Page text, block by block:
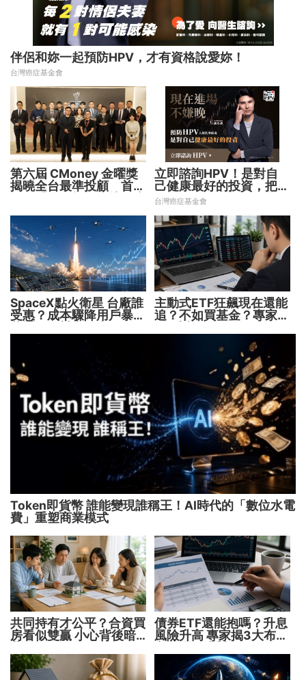
伴侶和妳一起預防HPV，才有資格說愛妳！
台灣癌症基金會
第六屆 CMoney 金曜獎
揭曉全台最準投顧 首度
下一代
立即諮詢HPV！是對自
己健康最好的投資，把握
現在不嫌晚！
台灣癌症基金會
SpaceX點火衛星 台廠誰
受惠？成本驟降用戶暴增
主動式ETF狂飆現在還能
追？不如買基金？專家親
Token即貨幣 誰能變現誰稱王！AI時代的「數位水電
費」重塑商業模式
共同持有才公平？合資買
房看似雙贏 小心背後暗
債券ETF還能抱嗎？升息
風險升高 專家揭3大布局